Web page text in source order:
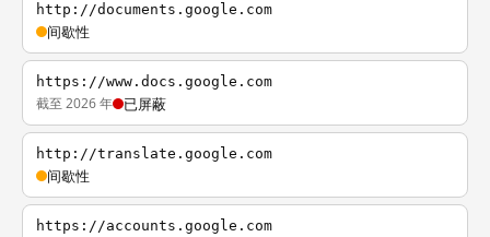
http://documents.google.com
间歇性
https://www.docs.google.com
截至 2026 年 已屏蔽
http://translate.google.com
间歇性
https://accounts.google.com